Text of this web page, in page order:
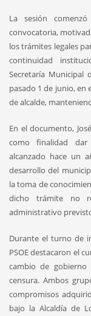
La sesión
convocatoria,
los trámites legales
continuidad
Secretaría
pasado 1 de junio, en
de alcalde,
En el documento,
como finalidad
alcanzado hace un
desarrollo del
la toma de
dicho trámite no
administrativo
Durante el turno de
PSOE destacaron el
cambio de
censura. Ambos
compromisos
bajo la Alcaldía de